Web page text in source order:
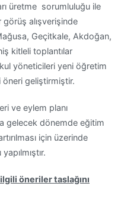
üretme sorumluluğu ile
alışverişinde
Geçitkale, Akdoğan,
kitleli toplantılar
yöneticileri yeni öğretim
öneri geliştirmiştir.
ve eylem planı
gelecek dönemde eğitim
için üzerinde
öneriler taslağını